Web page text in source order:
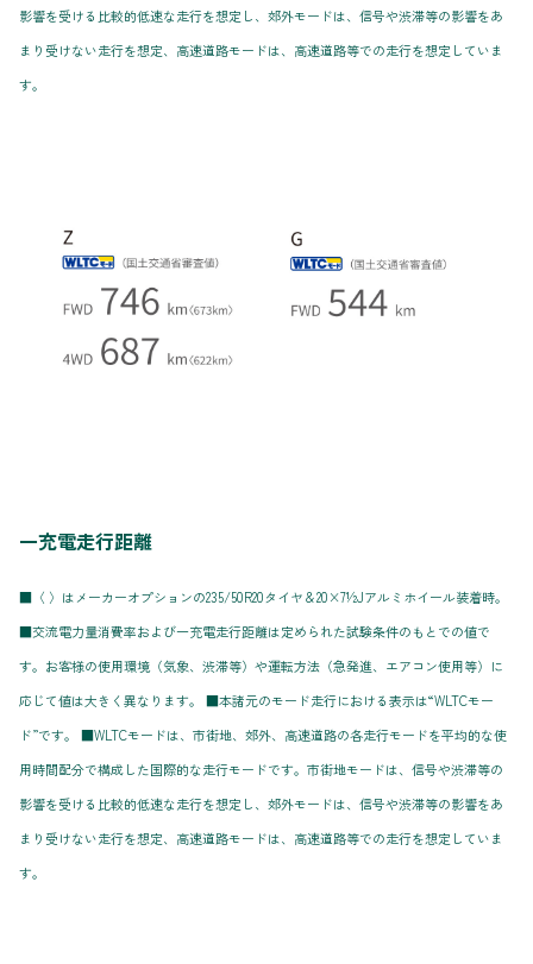
影響を受ける比較的低速な走行を想定し、郊外モードは、信号や渋滞等の影響をあ
まり受けない走行を想定、高速道路モードは、高速道路等での走行を想定していま
す。
一充電走行距離
■〈 〉はメーカーオプションの235/50R20タイヤ＆20×7½Jアルミホイール装着時。
■交流電力量消費率および一充電走行距離は定められた試験条件のもとでの値で
す。お客様の使用環境（気象、渋滞等）や運転方法（急発進、エアコン使用等）に
応じて値は大きく異なります。 ■本諸元のモード走行における表示は“WLTCモー
ド”です。 ■WLTCモードは、市街地、郊外、高速道路の各走行モードを平均的な使
用時間配分で構成した国際的な走行モードです。市街地モードは、信号や渋滞等の
影響を受ける比較的低速な走行を想定し、郊外モードは、信号や渋滞等の影響をあ
まり受けない走行を想定、高速道路モードは、高速道路等での走行を想定していま
す。